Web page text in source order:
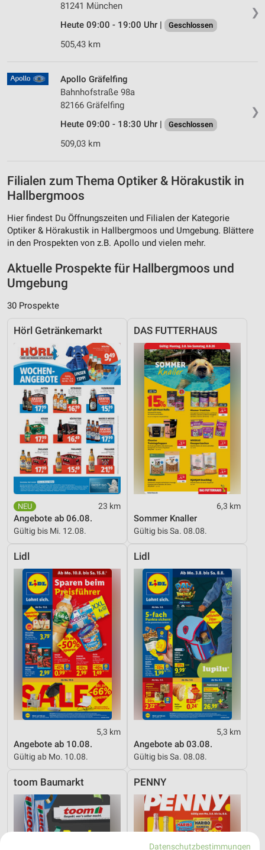
❯
81241 München
Heute 09:00 - 19:00 Uhr |
Geschlossen
505,43 km
❯
Apollo Gräfelfing
Bahnhofstraße 98a
82166 Gräfelfing
Heute 09:00 - 18:30 Uhr |
Geschlossen
509,03 km
Filialen zum Thema Optiker & Hörakustik in
Hallbergmoos
Hier findest Du Öffnungszeiten und Filialen der Kategorie
Optiker & Hörakustik in Hallbergmoos und Umgebung. Blättere
in den Prospekten von z.B. Apollo und vielen mehr.
Aktuelle Prospekte für Hallbergmoos und
Umgebung
30 Prospekte
Hörl Getränkemarkt
23 km
Angebote ab 06.08.
Gültig bis Mi. 12.08.
DAS FUTTERHAUS
6,3 km
Sommer Knaller
Gültig bis Sa. 08.08.
Lidl
5,3 km
Angebote ab 10.08.
Gültig ab Mo. 10.08.
Lidl
5,3 km
Angebote ab 03.08.
Gültig bis Sa. 08.08.
toom Baumarkt PENNY
Datenschutzbestimmungen